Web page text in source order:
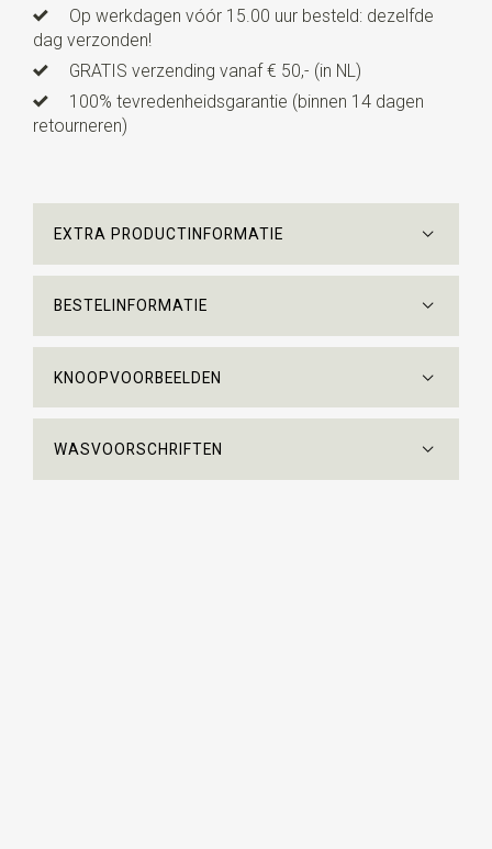
Op werkdagen vóór 15.00 uur besteld: dezelfde
dag verzonden!
GRATIS verzending vanaf € 50,- (in NL)
100% tevredenheidsgarantie (binnen 14 dagen
retourneren)
EXTRA PRODUCTINFORMATIE
BESTELINFORMATIE
KNOOPVOORBEELDEN
WASVOORSCHRIFTEN